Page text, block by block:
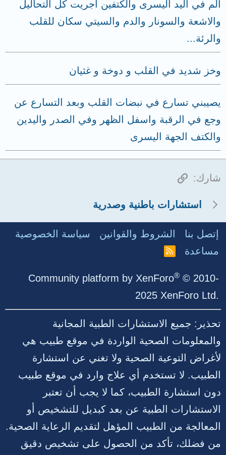
الم في اليد اليسرى والكتفين اجريت كل التحاليل
والاشعة والسونار والدم والسيتي سكان للقلب
والرئة...
وخز شديد في القلب و دوخة و غثيان
يصيبني تسارع في نبضات القلب وبعد التسارع عن
وجع في الرقبة واسفل الظهر وفي الصدر واليدين
والكتف الجهة اليسرى
شارك: الرابط
استشارات باطنية وصدرية
إتصل بنا الشروط والقوانين
سياسة الخصوصية
مساعدة
R
Community platform by XenForo® © 2010-
2025 XenForo Ltd.
تحذير: جميع الاستشارات الطبية المجانية
والمعلومات الصحية الواردة في موقع طبيب هي
لأغراض التوعية الصحية ولا تغني عن استشارة
الطبيب. لا تستخدم أي علاج وارد في موقع طبيب
دون استشارة الطبيب، كما لا يجب أن تعتبر
الاستشارات الطبية عن بعد كبديل للتشخيص أو
المعالجة من الطبيب المؤهل لتقديم الرعاية الصحية.
من فضلك، تأكد من الحصول على تشخيص دقيق